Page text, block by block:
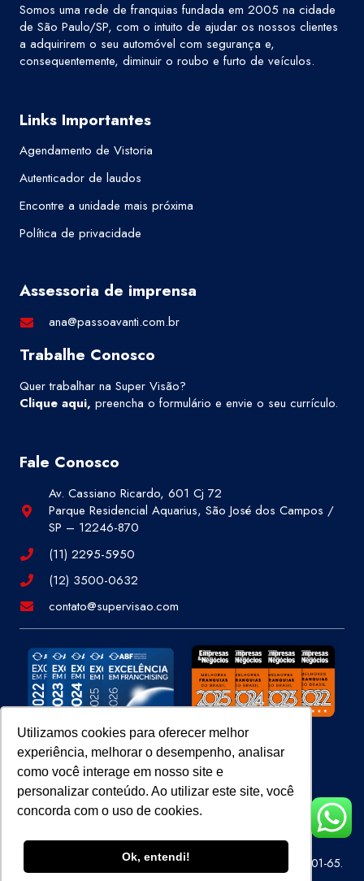
Utilizamos cookies para oferecer melhor
experiência, melhorar o desempenho, analisar
como você interage em nosso site e
personalizar conteúdo. Ao utilizar este site, você
concorda com o uso de cookies.
Ok, entendi!
Somos uma rede de franquias fundada em 2005 na cidade
de São Paulo/SP, com o intuito de ajudar os nossos clientes
a adquirirem o seu automóvel com segurança e,
consequentemente, diminuir o roubo e furto de veículos.
Links Importantes
Agendamento de Vistoria
Autenticador de laudos
Encontre a unidade mais próxima
Política de privacidade
Assessoria de imprensa
ana@passoavanti.com.br
Trabalhe Conosco
Quer trabalhar na Super Visão?
Clique aqui, preencha o formulário e envie o seu currículo.
Fale Conosco
Av. Cassiano Ricardo, 601 Cj 72
Parque Residencial Aquarius, São José dos Campos /
SP – 12246-870
(11) 2295-5950
(12) 3500-0632
contato@supervisao.com
Site 100% Seguro
Super Visão Perícias e Vistorias Ltda – CNPJ 07.686.414/0001-65.
Todos os direitos reservados.